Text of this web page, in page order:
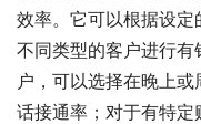
效率。它可以根据设定
不同类型的客户进行
户，可以选择在晚上
话接通率；对于有特